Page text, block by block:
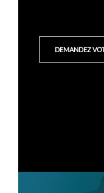
DEMANDEZ